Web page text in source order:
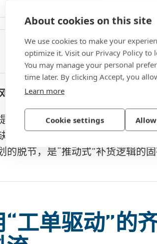
About cookies on this site
We use cookies to make your
optimize it. Visit our Privacy Policy to
You may manage your personal
time later. By clicking Accept, you
Learn more
Cookie settings
前推至生产线旁，导致空间拥挤
，却无法保证一个生产工单所需
脱节，是“推动式”补货逻辑的固
工单驱动”的